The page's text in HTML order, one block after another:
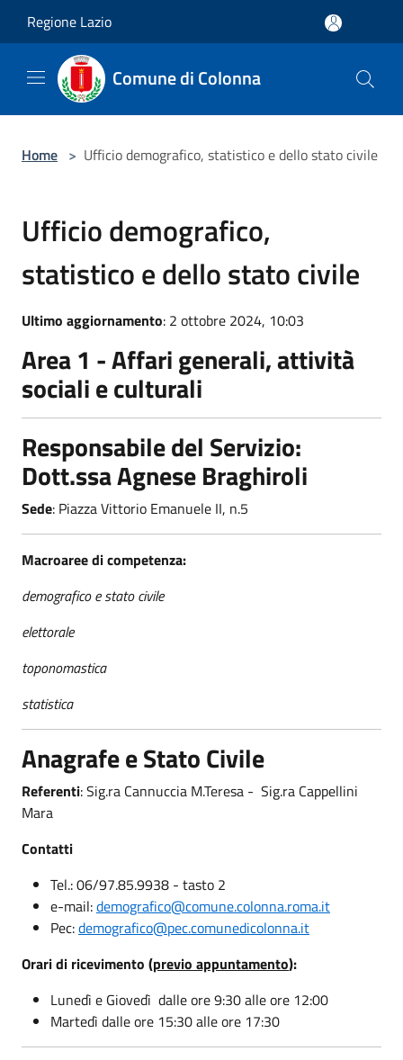
Regione Lazio
Comune di Colonna
Home > Ufficio demografico, statistico e dello stato civile
Ufficio demografico,
statistico e dello stato civile
Ultimo aggiornamento: 2 ottobre 2024, 10:03
Area 1 - Affari generali, attività
sociali e culturali
Responsabile del Servizio:
Dott.ssa Agnese Braghiroli
Sede: Piazza Vittorio Emanuele II, n.5
Macroaree di competenza:
demografico e stato civile
elettorale
toponomastica
statistica
Anagrafe e Stato Civile
Referenti: Sig.ra Cannuccia M.Teresa - Sig.ra Cappellini
Mara
Contatti
Tel.: 06/97.85.9938 - tasto 2
e-mail:demografico@comune.colonna.roma.it
Pec:demografico@pec.comunedicolonna.it
Orari di ricevimento (previo appuntamento):
Lunedì e Giovedì dalle ore 9:30 alle ore 12:00
Martedì dalle ore 15:30 alle ore 17:30